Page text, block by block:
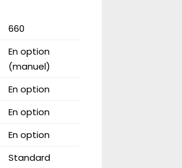
660
En option
(manuel)
En option
En option
En option
Standard